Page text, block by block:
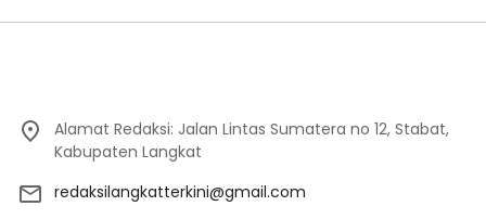
Alamat Redaksi: Jalan Lintas Sumatera no 12, Stabat,
Kabupaten Langkat
redaksilangkatterkini@gmail.com